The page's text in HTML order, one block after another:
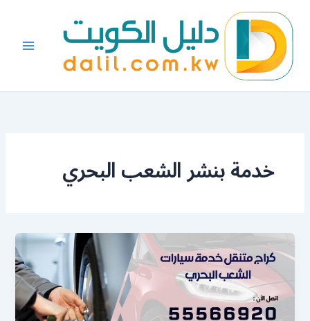
المحتوى
خدمة بنشر الشعب البحري